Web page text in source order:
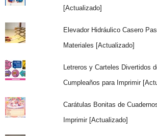
[Actualizado]
Elevador Hidráulico Casero
Materiales [Actualizado]
Letreros y Carteles Divertidos
Cumpleaños para Imprimir
Carátulas Bonitas de
Imprimir [Actualizado]